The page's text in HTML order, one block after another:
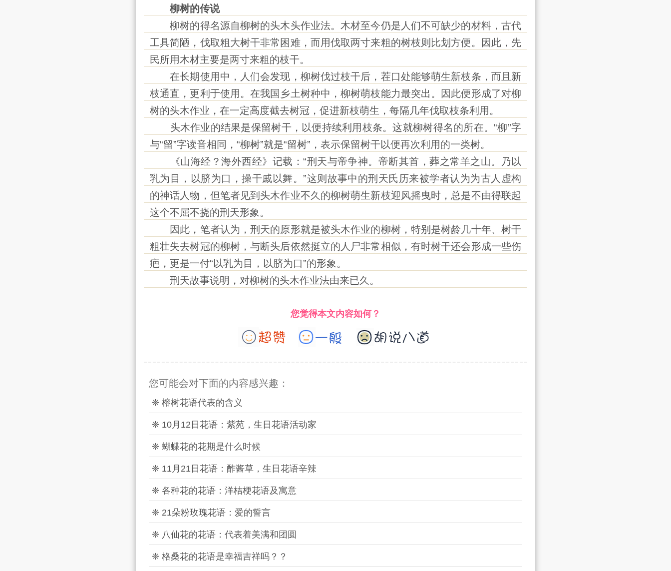
柳树的传说
柳树的得名源自柳树的头木头作业法。木材至今仍是人们不可缺少的材料，古代
工具简陋，伐取粗大树干非常困难，而用伐取两寸来粗的树枝则比划方便。因此，先
民所用木材主要是两寸来粗的枝干。
在长期使用中，人们会发现，柳树伐过枝干后，茬口处能够萌生新枝条，而且新
枝通直，更利于使用。在我国乡土树种中，柳树萌枝能力最突出。因此便形成了对柳
树的头木作业，在一定高度截去树冠，促进新枝萌生，每隔几年伐取枝条利用。
头木作业的结果是保留树干，以便持续利用枝条。这就柳树得名的所在。“柳”字
与“留”字读音相同，“柳树”就是“留树”，表示保留树干以便再次利用的一类树。
《山海经？海外西经》记载：“刑天与帝争神。帝断其首，葬之常羊之山。乃以
乳为目，以脐为口，操干戚以舞。”这则故事中的刑天氏历来被学者认为为古人虚构
的神话人物，但笔者见到头木作业不久的柳树萌生新枝迎风摇曳时，总是不由得联起
这个不屈不挠的刑天形象。
因此，笔者认为，刑天的原形就是被头木作业的柳树，特别是树龄几十年、树干
粗壮失去树冠的柳树，与断头后依然挺立的人尸非常相似，有时树干还会形成一些伤
疤，更是一付“以乳为目，以脐为口”的形象。
刑天故事说明，对柳树的头木作业法由来已久。
您觉得本文内容如何？
您可能会对下面的内容感兴趣：
❈ 榕树花语代表的含义
❈ 10月12日花语：紫苑，生日花语活动家
❈ 蝴蝶花的花期是什么时候
❈ 11月21日花语：酢酱草，生日花语辛辣
❈ 各种花的花语：洋桔梗花语及寓意
❈ 21朵粉玫瑰花语：爱的誓言
❈ 八仙花的花语：代表着美满和团圆
❈ 格桑花的花语是幸福吉祥吗？？